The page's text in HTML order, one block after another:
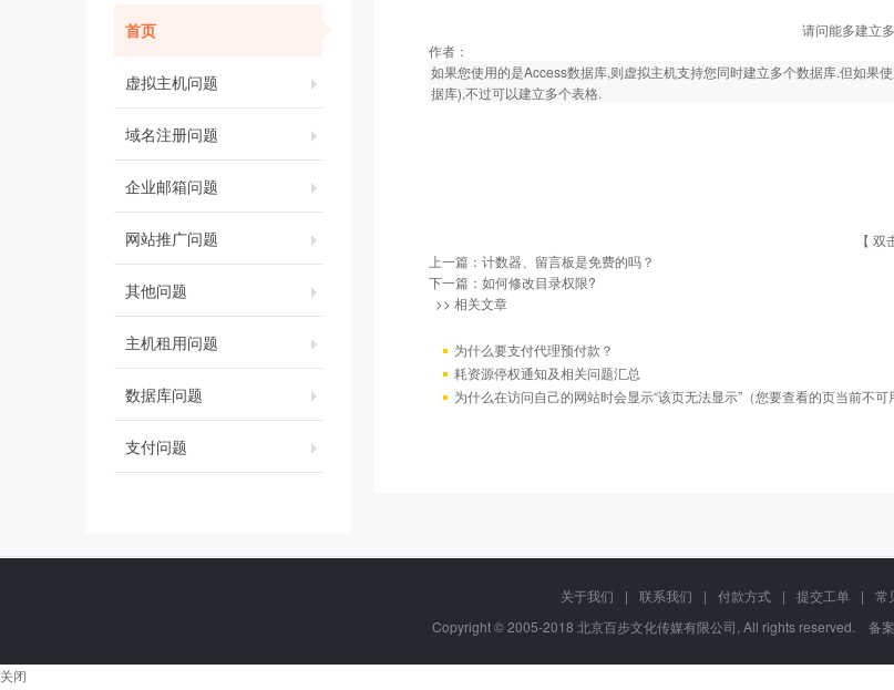
首页
虚拟主机问题
域名注册问题
企业邮箱问题
网站推广问题
其他问题
主机租用问题
数据库问题
支付问题
请问能多建立
作者：
如果您使用的是Access数据库,则虚拟主机支持您同时建立多个数据库.但如果
据库),不过可以建立多个表格.
【
上一篇： 计数器、留言板是免费的吗？
下一篇： 如何修改目录权限?
>> 相关文章
为什么要支付代理预付款？
耗资源停权通知及相关问题汇总
为什么在访问自己的网站时会显示“该页无法显示”（您要查看的页当前不
关于我们 | 联系我们 | 付款方式 | 提交工单 |
常
Copyright © 2005-2018 北京百步文化传媒有限公司, All rights reserved. 备案
关闭